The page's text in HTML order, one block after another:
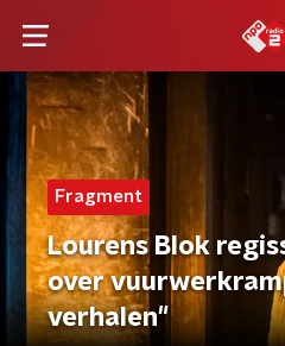
Fragment
Lourens Blok
over
verhalen"